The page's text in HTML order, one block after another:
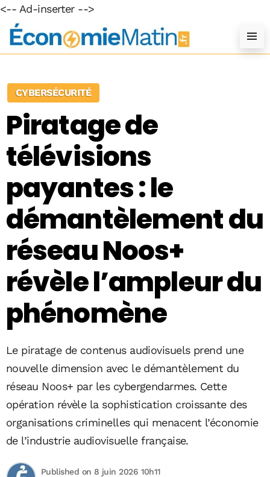
<-- Ad-inserter -->
CYBERSÉCURITÉ
Piratage de
télévisions
payantes : le
démantèlement du
réseau Noos+
révèle l’ampleur du
phénomène
Le piratage de contenus audiovisuels prend une
nouvelle dimension avec le démantèlement du
réseau Noos+ par les cybergendarmes. Cette
opération révèle la sophistication croissante des
organisations criminelles qui menacent l’économie
de l’industrie audiovisuelle française.
Published on 8 juin 2026 10h11